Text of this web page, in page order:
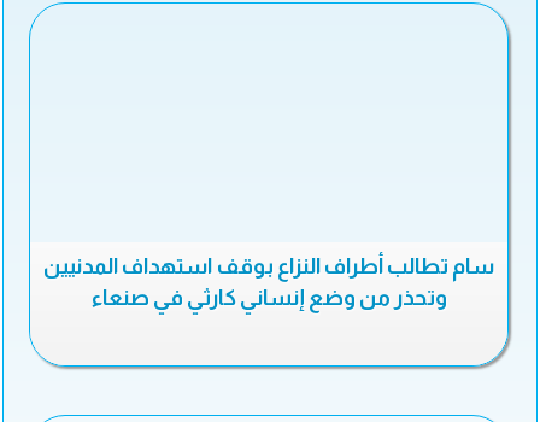
سام تطالب أطراف النزاع بوقف استهداف المدنيين
وتحذر من وضع إنساني كارثي في صنعاء